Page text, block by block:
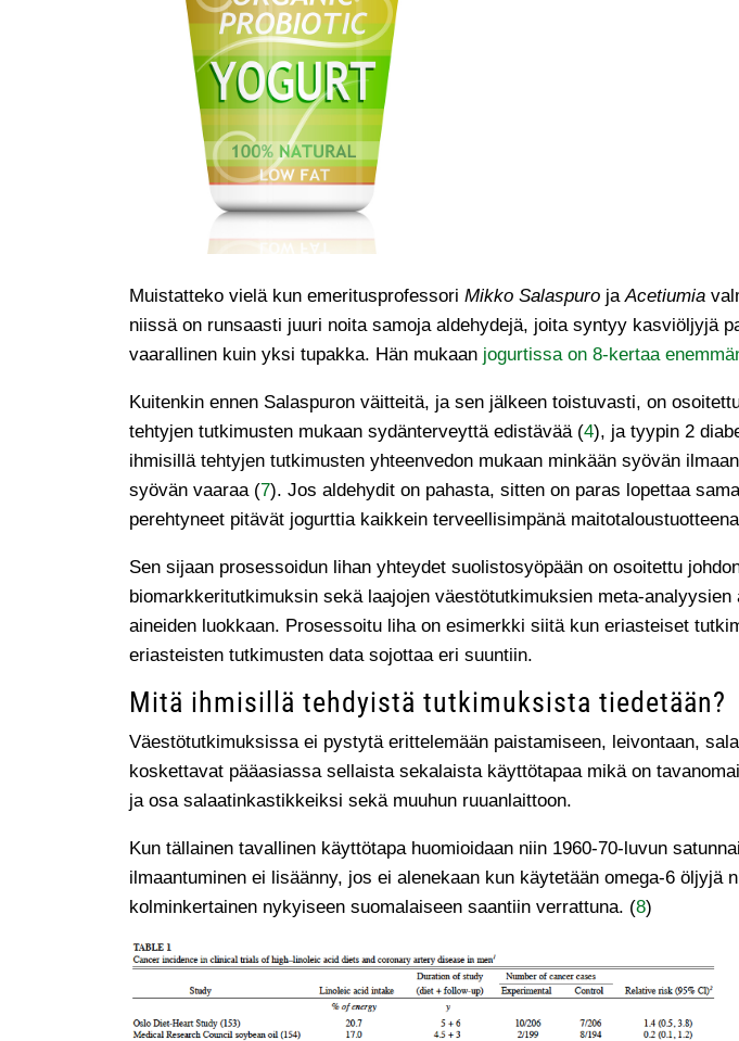
Muistatteko vielä kun emeritusprofessoriMikko Salaspuro jaAcetiumia
niissä on runsaasti juuri noita samoja aldehydejä, joita syntyy kasviöljyjä
vaarallinen kuin yksi tupakka. Hän mukaan jogurtissa on 8-kertaa
Kuitenkin ennen Salaspuron väitteitä, ja sen jälkeen toistuvasti, on
tehtyjen tutkimusten mukaan sydänterveyttä edistävää (4), ja tyypin 2
ihmisillä tehtyjen tutkimusten yhteenvedon mukaan minkään syövän
syövän vaaraa (7). Jos aldehydit on pahasta, sitten on paras lopettaa
perehtyneet pitävät jogurttia kaikkein terveellisimpänä
Sen sijaan prosessoidun lihan yhteydet suolistosyöpään on osoitettu
biomarkkeritutkimuksin sekä laajojen väestötutkimuksien meta-
aineiden luokkaan. Prosessoitu liha on esimerkki siitä kun eriasteiset
eriasteisten tutkimusten data sojottaa eri suuntiin.
Mitä ihmisillä tehdyistä tutkimuksista tiedetään?
Väestötutkimuksissa ei pystytä erittelemään paistamiseen, leivontaan,
koskettavat pääasiassa sellaista sekalaista käyttötapaa mikä on
ja osa salaatinkastikkeiksi sekä muuhun ruuanlaittoon.
Kun tällainen tavallinen käyttötapa huomioidaan niin 1960-70-luvun
ilmaantuminen ei lisäänny, jos ei alenekaan kun käytetään omega-6
kolminkertainen nykyiseen suomalaiseen saantiin verrattuna. (8)